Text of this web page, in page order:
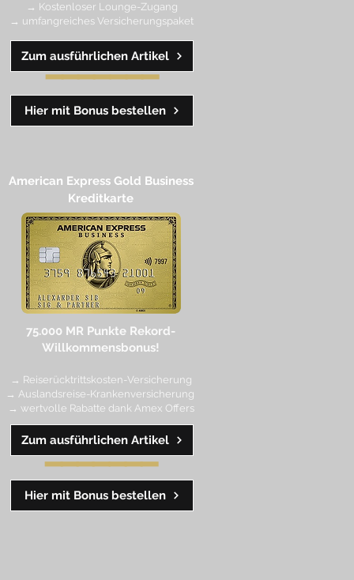
→ Kostenloser Lounge-Zugang
→ umfangreiches Versicherungspaket
━━━━━━━
Hier mit Bonus bestellen
Zum ausführlichen Artikel
Hier mit Bonus bestellen
Zum ausführlichen Artikel
American Express Gold Business
Kreditkarte​
75.000 MR Punkte Rekord-
Willkommensbonus!
→ Reiserücktrittskosten-Versicherung
→ Auslandsreise-Krankenversicherung
→ wertvolle Rabatte dank Amex Offers
━━━━━━━